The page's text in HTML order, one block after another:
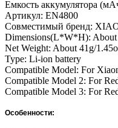
Емкость аккумулятора
Артикул: EN4800
Совместимый бренд:
Dimensions(L*W*H):
Net Weight: About 41g/
Type: Li-ion battery
Compatible Model: For
Compatible Model 2: For
Compatible Model 3: For
Особенности: